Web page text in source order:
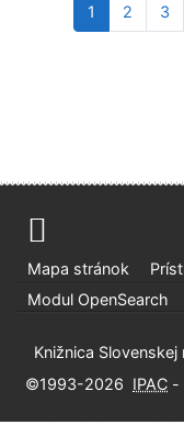
1 2 3
Mapa stránok
Modul OpenSearch
Knižnica Slovenskej
©1993-2026 IPAC -